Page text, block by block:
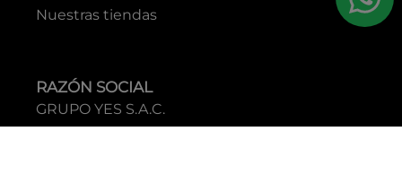
Nuestras tiendas
RAZÓN SOCIAL
GRUPO YES S.A.C.